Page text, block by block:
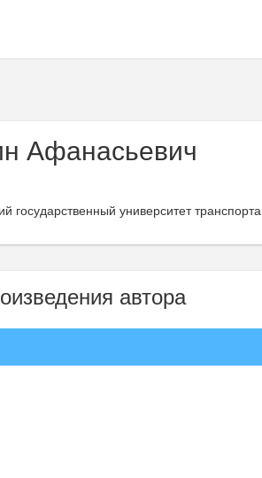
Афанасьевич
государственный университет транспорта ,
автора